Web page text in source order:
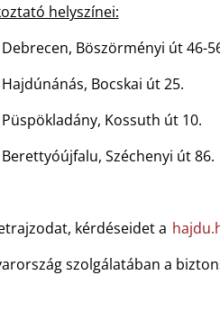
helyszínei:
Debrecen, Böszörményi út
Hajdúnánás, Bocskai út
Püspökladány, Kossuth út
Berettyóújfalu, Széchenyi
kérdéseidet a
szolgálatában a